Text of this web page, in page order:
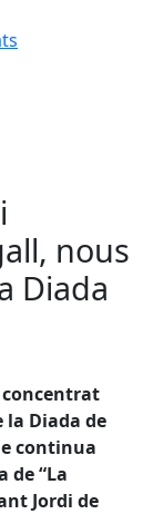
nous
Diada
concentrat
Diada de
continua
de “La
Jordi de